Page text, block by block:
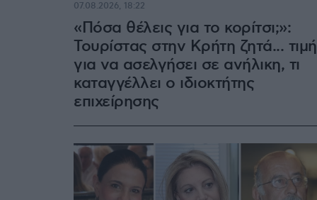
«Πόσα θέλεις για το κορίτσι;»:
Τουρίστας στην Κρήτη ζητά... τιμή
για να ασελγήσει σε ανήλικη, τι
καταγγέλλει ο ιδιοκτήτης
επιχείρησης
07.08.2026, 18:22